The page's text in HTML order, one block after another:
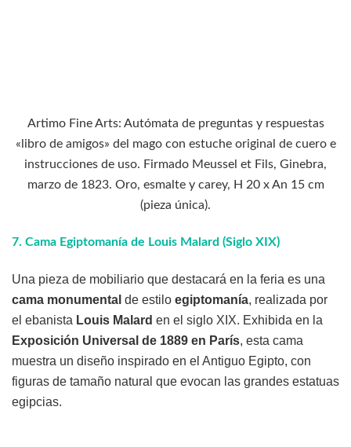
Artimo Fine Arts: Autómata de preguntas y respuestas
«libro de amigos» del mago con estuche original de cuero e
instrucciones de uso. Firmado Meussel et Fils, Ginebra,
marzo de 1823. Oro, esmalte y carey, H 20 x An 15 cm
(pieza única).
7. Cama Egiptomanía de Louis Malard (Siglo XIX)
Una pieza de mobiliario que destacará en la feria es una
cama monumental de estilo egiptomanía, realizada por
el ebanista Louis Malard en el siglo XIX. Exhibida en la
Exposición Universal de 1889 en París, esta cama
muestra un diseño inspirado en el Antiguo Egipto, con
figuras de tamaño natural que evocan las grandes estatuas
egipcias.